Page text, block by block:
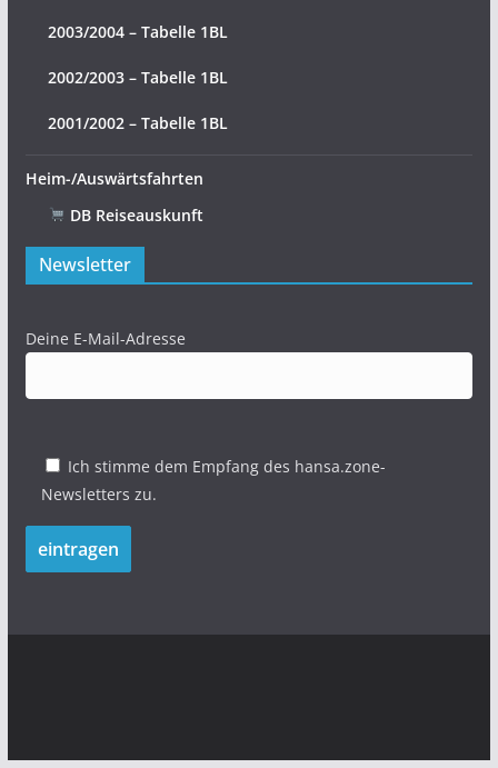
2003/2004 – Tabelle 1BL
2002/2003 – Tabelle 1BL
2001/2002 – Tabelle 1BL
Heim-/Auswärtsfahrten
DB Reiseauskunft
Newsletter
Deine E-Mail-Adresse
Ich stimme dem Empfang des hansa.zone-
Newsletters zu.